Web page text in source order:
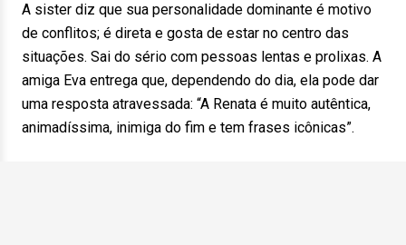
A sister diz que sua personalidade dominante é motivo
de conflitos; é direta e gosta de estar no centro das
situações. Sai do sério com pessoas lentas e prolixas. A
amiga Eva entrega que, dependendo do dia, ela pode dar
uma resposta atravessada: “A Renata é muito autêntica,
animadíssima, inimiga do fim e tem frases icônicas”.